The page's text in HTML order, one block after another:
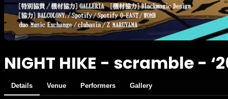
NIGHT HIKE - scramble -
Details Venue Performers Gallery